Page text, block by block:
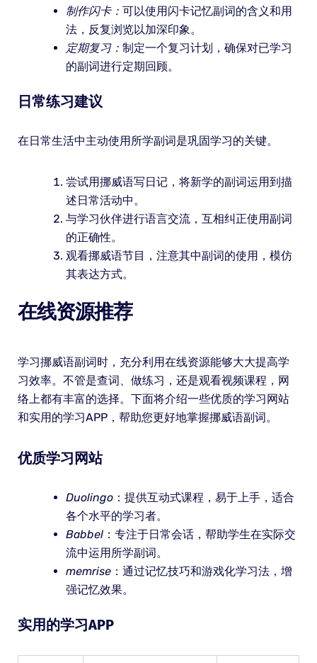
制作闪卡： 可以使用闪卡记忆副词的含义和用
法，反复浏览以加深印象。
定期复习： 制定一个复习计划，确保对已学习
的副词进行定期回顾。
日常练习建议
在日常生活中主动使用所学副词是巩固学习的关键。
尝试用挪威语写日记，将新学的副词运用到描
述日常活动中。
与学习伙伴进行语言交流，互相纠正使用副词
的正确性。
观看挪威语节目，注意其中副词的使用，模仿
其表达方式。
在线资源推荐
学习挪威语副词时，充分利用在线资源能够大大提高学
习效率。不管是查词、做练习，还是观看视频课程，网
络上都有丰富的选择。下面将介绍一些优质的学习网站
和实用的学习APP，帮助您更好地掌握挪威语副词。
优质学习网站
Duolingo：提供互动式课程，易于上手，适合
各个水平的学习者。
Babbel：专注于日常会话，帮助学生在实际交
流中运用所学副词。
memrise：通过记忆技巧和游戏化学习法，增
强记忆效果。
实用的学习APP